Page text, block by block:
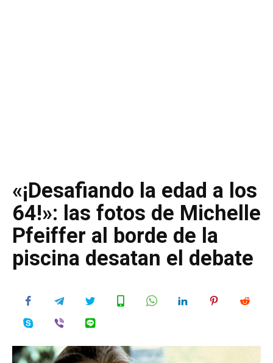
«¡Desafiando la edad a los
64!»: las fotos de Michelle
Pfeiffer al borde de la
piscina desatan el debate